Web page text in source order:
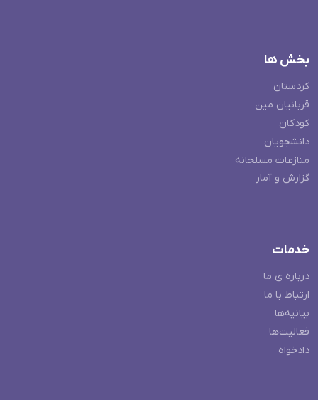
بخش ها
کردستان
قربانیان مین
کودکان
دانشجویان
منازعات مسلحانه
گزارش و آمار
خدمات
درباره ی ما
ارتباط با ما
بیانیه‌ها
فعالیت‌ها
دادخواه